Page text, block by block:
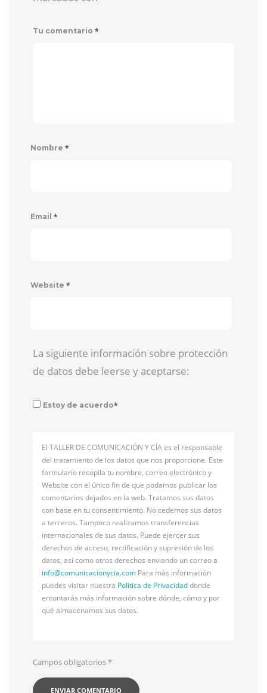
Tu comentario *
Nombre *
Email *
Website *
La siguiente información sobre protección
de datos debe leerse y aceptarse:
Estoy de acuerdo*
El TALLER DE COMUNICACIÓN Y CÍA es el responsable
del tratamiento de los datos que nos proporcione. Este
formulario recopila tu nombre, correo electrónico y
Website con el único fin de que podamos publicar los
comentarios dejados en la web. Tratamos sus datos
con base en tu consentimiento. No cedemos sus datos
a terceros. Tampoco realizamos transferencias
internacionales de sus datos. Puede ejercer sus
derechos de acceso, rectificación y supresión de los
datos, así como otros derechos enviando un correo a
info@comunicacionycia.com Para más información
puedes visitar nuestra Política de Privacidaddonde
entontarás más información sobre dónde, cómo y por
qué almacenamos sus datos.
Campos obligatorios*